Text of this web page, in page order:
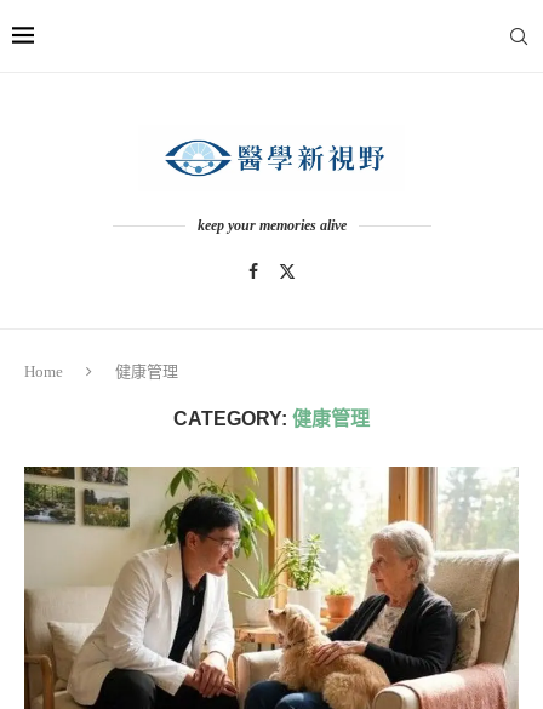
keep your memories alive
Home 健康管理
CATEGORY: 健康管理